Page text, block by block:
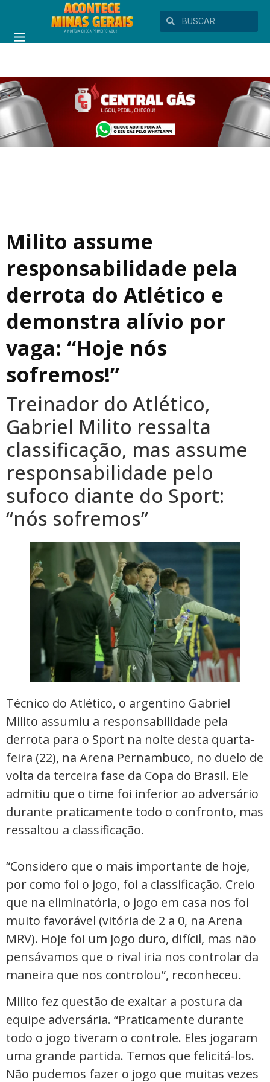
Milito assume
responsabilidade pela
derrota do Atlético e
demonstra alívio por
vaga: “Hoje nós
sofremos!”
Treinador do Atlético,
Gabriel Milito ressalta
classificação, mas assume
responsabilidade pelo
sufoco diante do Sport:
“nós sofremos”
Técnico do Atlético, o argentino Gabriel
Milito assumiu a responsabilidade pela
derrota para o Sport na noite desta quarta-
feira (22), na Arena Pernambuco, no duelo de
volta da terceira fase da Copa do Brasil. Ele
admitiu que o time foi inferior ao adversário
durante praticamente todo o confronto, mas
ressaltou a classificação.
“Considero que o mais importante de hoje,
por como foi o jogo, foi a classificação. Creio
que na eliminatória, o jogo em casa nos foi
muito favorável (vitória de 2 a 0, na Arena
MRV). Hoje foi um jogo duro, difícil, mas não
pensávamos que o rival iria nos controlar da
maneira que nos controlou”, reconheceu.
Milito fez questão de exaltar a postura da
equipe adversária. “Praticamente durante
todo o jogo tiveram o controle. Eles jogaram
uma grande partida. Temos que felicitá-los.
Não pudemos fazer o jogo que muitas vezes